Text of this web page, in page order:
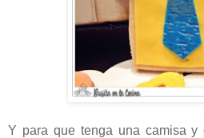
Y para que tenga una camisa